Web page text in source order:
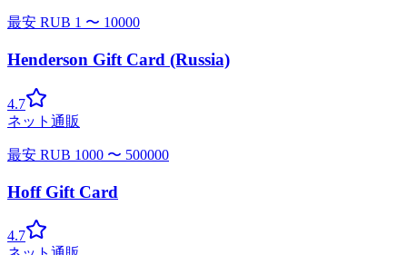
最安 RUB 1 〜 10000
Henderson Gift Card (Russia)
4.7
ネット通販
最安 RUB 1000 〜 500000
Hoff Gift Card
4.7